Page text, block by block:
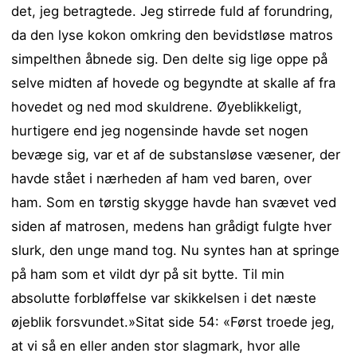
det, jeg betragtede. Jeg stirrede fuld af forundring,
da den lyse kokon omkring den bevidstløse matros
simpelthen åbnede sig. Den delte sig lige oppe på
selve midten af hovede og begyndte at skalle af fra
hovedet og ned mod skuldrene. Øyeblikkeligt,
hurtigere end jeg nogensinde havde set nogen
bevæge sig, var et af de substansløse væsener, der
havde stået i nærheden af ham ved baren, over
ham. Som en tørstig skygge havde han svævet ved
siden af matrosen, medens han grådigt fulgte hver
slurk, den unge mand tog. Nu syntes han at springe
på ham som et vildt dyr på sit bytte. Til min
absolutte forbløffelse var skikkelsen i det næste
øjeblik forsvundet.»Sitat side 54: «Først troede jeg,
at vi så en eller anden stor slagmark, hvor alle